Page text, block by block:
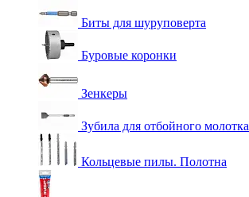
Биты для шуруповерта
Буровые коронки
Зенкеры
Зубила для отбойного молотка
Кольцевые пилы. Полотна